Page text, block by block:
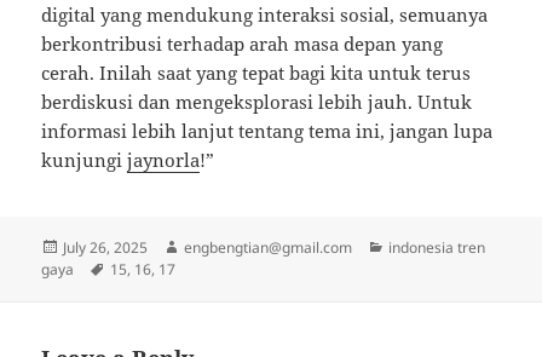
digital yang mendukung interaksi sosial, semuanya
berkontribusi terhadap arah masa depan yang
cerah. Inilah saat yang tepat bagi kita untuk terus
berdiskusi dan mengeksplorasi lebih jauh. Untuk
informasi lebih lanjut tentang tema ini, jangan lupa
kunjungijaynorla!”
Posted
on
July 26, 2025 Author
engbengtian@gmail.com Categories
indonesia tren
gaya
Tags
15, 16, 17